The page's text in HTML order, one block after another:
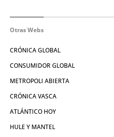
Otras Webs
CRÓNICA GLOBAL
CONSUMIDOR GLOBAL
METROPOLI ABIERTA
CRÓNICA VASCA
ATLÁNTICO HOY
HULE Y MANTEL